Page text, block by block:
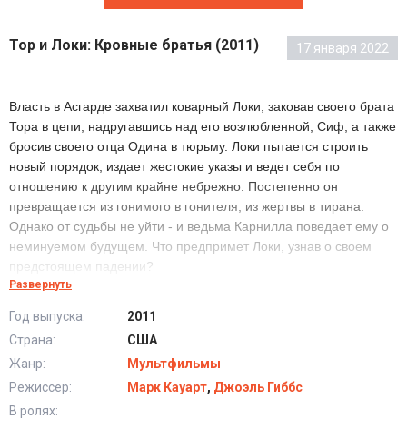
Тор и Локи: Кровные братья (2011) 17 января 2022
Власть в Асгарде захватил коварный Локи, заковав своего брата
Тора в цепи, надругавшись над его возлюбленной, Сиф, а также
бросив своего отца Одина в тюрьму. Локи пытается строить
новый порядок, издает жестокие указы и ведет себя по
отношению к другим крайне небрежно. Постепенно он
превращается из гонимого в гонителя, из жертвы в тирана.
Однако от судьбы не уйти - и ведьма Карнилла поведает ему о
неминуемом будущем. Что предпримет Локи, узнав о своем
предстоящем падении?
Мультфильм Тор и Локи: Кровные братья (2011) в
хорошем качестве HD
Развернуть
Год выпуска:
2011
Страна:
США
Жанр:
Мультфильмы
Режиссер:
Марк Кауарт, Джоэль Гиббс
В ролях: